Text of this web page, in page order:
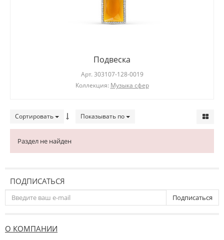
Подвеска
Арт. 303107-128-0019
Коллекция: Музыка сфер
Сортировать Показывать по
Раздел не найден
ПОДПИСАТЬСЯ
Подписаться
О КОМПАНИИ